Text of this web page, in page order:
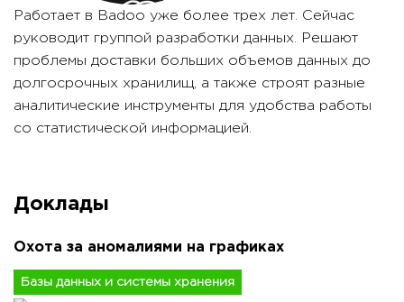
Работает в Badoo уже более трех лет. Сейчас
руководит группой разработки данных. Решают
проблемы доставки больших объемов данных до
долгосрочных хранилищ, а также строят разные
аналитические инструменты для удобства работы
со статистической информацией.
Доклады
Охота за аномалиями на графиках
Базы данных и системы хранения